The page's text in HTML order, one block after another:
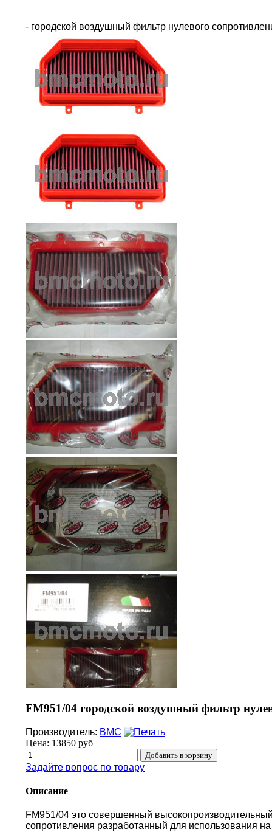
- городской воздушный фильтр нулевого
FM951/04 городской воздушный фильтр
Производитель: BMC
Цена: 13850 руб
Задайте вопрос по товару
Описание
FM951/04 это совершенный
сопротивления разработанный для использования